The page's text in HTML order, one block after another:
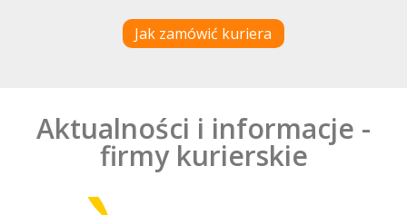
Jak zamówić kuriera
Aktualności i informacje -
firmy kurierskie